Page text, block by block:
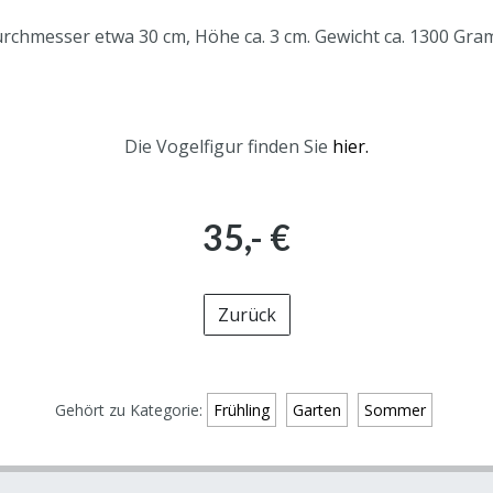
etwa 30 cm, Höhe ca. 3 cm. Gewicht ca. 1300
Die Vogelfigur finden Sie hier.
35,- €
Zurück
Gehört zu Kategorie: Frühling Garten Sommer